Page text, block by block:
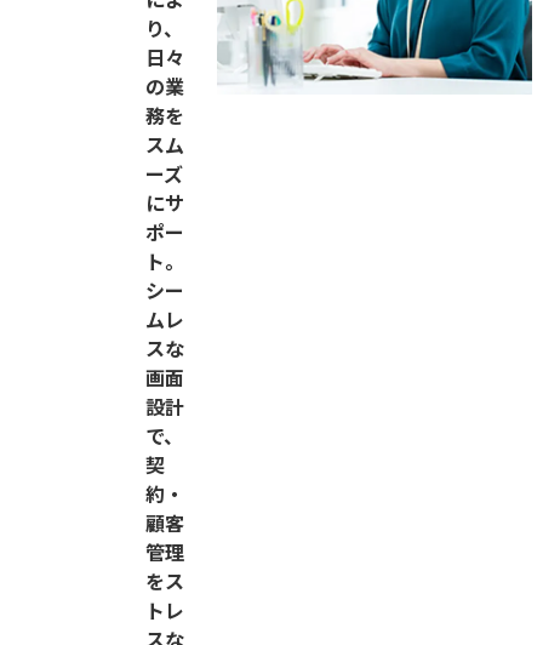
り、
日々
の業
務を
スム
ーズ
にサ
ポー
ト。
シー
ムレ
スな
画面
設計
で、
契
約・
顧客
管理
をス
トレ
スな